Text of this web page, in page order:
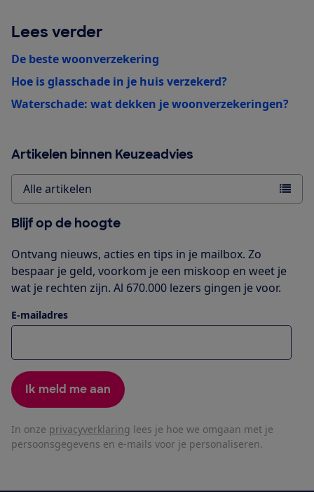
Lees verder
De beste woonverzekering
Hoe is glasschade in je huis verzekerd?
Waterschade: wat dekken je woonverzekeringen?
Artikelen binnen Keuzeadvies
Alle artikelen
Blijf op de hoogte
Ontvang nieuws, acties en tips in je mailbox. Zo
bespaar je geld, voorkom je een miskoop en weet je
wat je rechten zijn. Al 670.000 lezers gingen je voor.
E-mailadres
Ik meld me aan
In onze privacyverklaring lees je hoe we omgaan met je
persoonsgegevens en e-mails voor je personaliseren.